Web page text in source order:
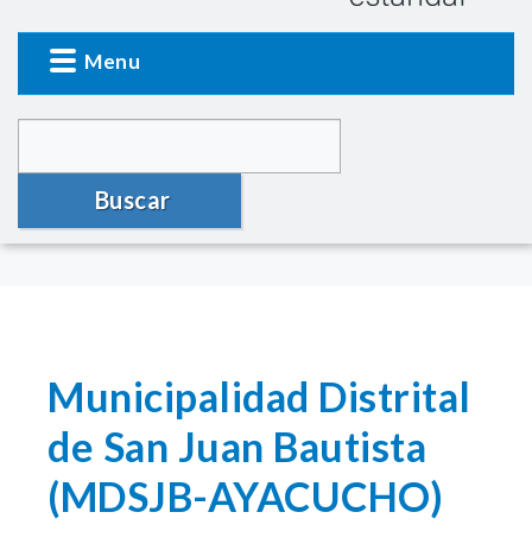
Menu
Buscar
Municipalidad Distrital
de San Juan Bautista
(MDSJB-AYACUCHO)